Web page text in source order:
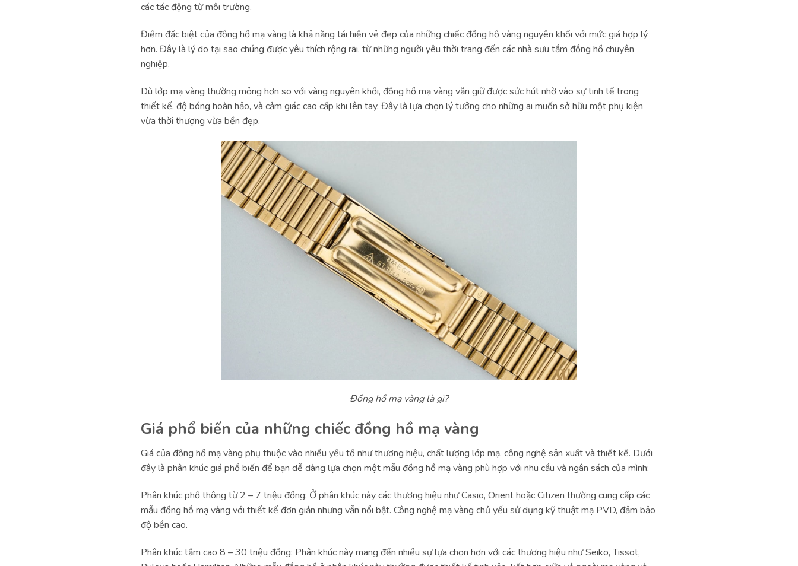
các tác động từ môi trường.
Điểm đặc biệt của đồng hồ mạ vàng là khả năng tái hiện vẻ đẹp của những chiếc đồng hồ vàng nguyên khối với mức giá hợp lý
hơn. Đây là lý do tại sao chúng được yêu thích rộng rãi, từ những người yêu thời trang đến các nhà sưu tầm đồng hồ chuyên
nghiệp.
Dù lớp mạ vàng thường mỏng hơn so với vàng nguyên khối, đồng hồ mạ vàng vẫn giữ được sức hút nhờ vào sự tinh tế trong
thiết kế, độ bóng hoàn hảo, và cảm giác cao cấp khi lên tay. Đây là lựa chọn lý tưởng cho những ai muốn sở hữu một phụ kiện
vừa thời thượng vừa bền đẹp.
Đồng hồ mạ vàng là gì?
Giá phổ biến của những chiếc đồng hồ mạ vàng
Giá của đồng hồ mạ vàng phụ thuộc vào nhiều yếu tố như thương hiệu, chất lượng lớp mạ, công nghệ sản xuất và thiết kế. Dưới
đây là phân khúc giá phổ biến để bạn dễ dàng lựa chọn một mẫu đồng hồ mạ vàng phù hợp với nhu cầu và ngân sách của mình:
Phân khúc phổ thông từ 2 – 7 triệu đồng: Ở phân khúc này các thương hiệu như Casio, Orient hoặc Citizen thường cung cấp các
mẫu đồng hồ mạ vàng với thiết kế đơn giản nhưng vẫn nổi bật. Công nghệ mạ vàng chủ yếu sử dụng kỹ thuật mạ PVD, đảm bảo
độ bền cao.
Phân khúc tầm cao 8 – 30 triệu đồng: Phân khúc này mang đến nhiều sự lựa chọn hơn với các thương hiệu như Seiko, Tissot,